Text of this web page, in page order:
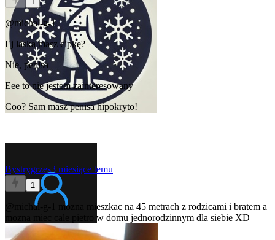
@michal-g-1
Ej laska masz cipkę?
Nie, penisa
Eee to nie jestem zainteresowany
Coo? Sam masz penisa hipokryto!
Bystrygrzes3 miesiące temu
1
@michal-g-1
mozna mieszkac na 45 metrach z rodzicami i bratem a
mozna miec cale pietro w domu jednorodzinnym dla siebie XD